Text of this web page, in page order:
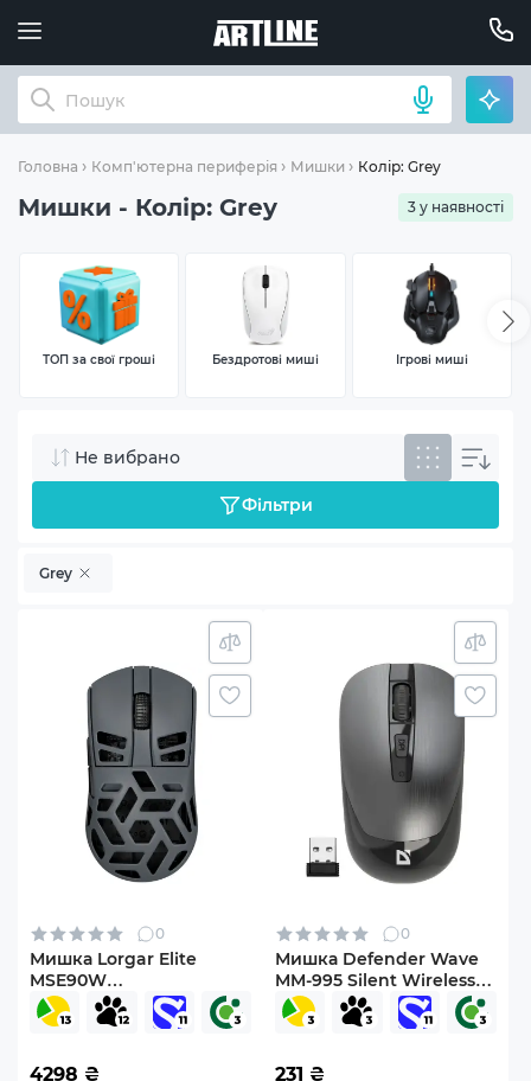
Головна Комп'ютерна периферія Мишки Колір: Grey
Мишки - Колір: Grey 3 у наявності
ТОП за свої гроші Бездротові миші Ігрові миші
Не вибрано
Фільтри
Grey
0
Мишка Lorgar Elite
MSE90W
Wireless/Bluetooth Dark
Grey (LRG-MSE90W-DG)
4298 ₴
0
Мишка Defender Wave
MM-995 Silent Wireless
Grey (52993)
231 ₴